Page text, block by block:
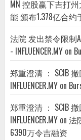
MN 控股赢下吉打州
能 颁布1.378亿合约
法院 发出禁令限制
- INFLUENCER.MY on
郑重澄清 ： SCIB
INFLUENCER.MY on
郑重澄清 ： SCIB
INFLUENCER.MY on 法
6390万令吉融资